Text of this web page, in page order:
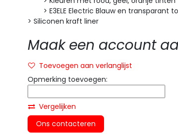
> E3ELE Electric Blauw en transparant
> Siliconen kraft liner
Maak een account
Toevoegen aan verlanglijst
Opmerking toevoegen:
Vergelijken
Ons contacteren